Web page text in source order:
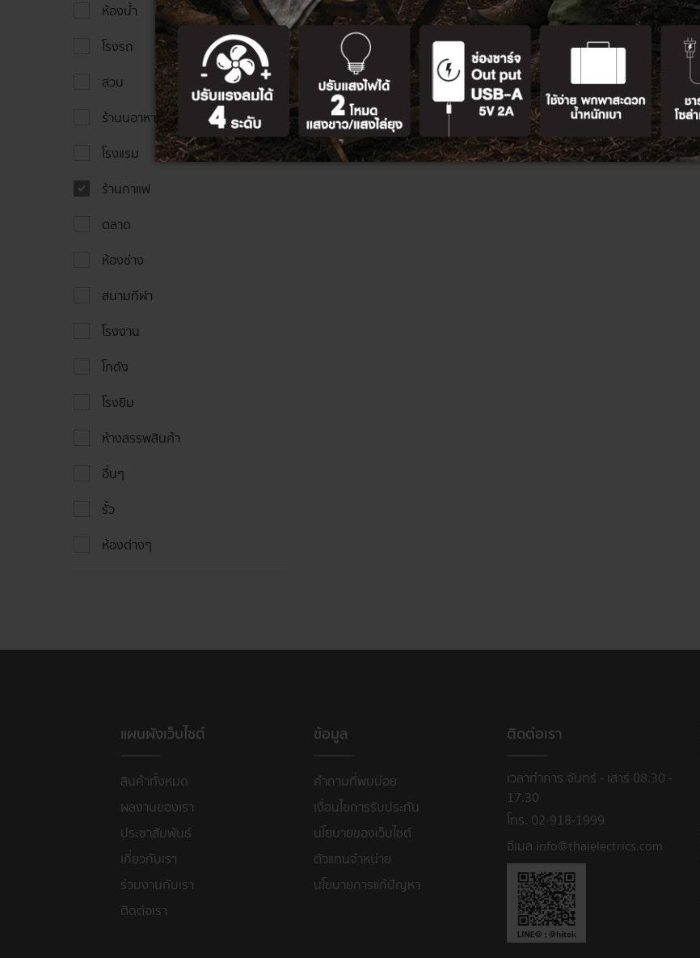
ห้องน้ำ
โรงรถ
สวน
ร้านนอาหาร
โรงแรม
ร้านกาแฟ
ตลาด
ห้องช่าง
สนามกีฬา
โรงงาน
โกดัง
โรงยิม
ห้างสรรพสินค้า
อื่นๆ
รั้ว
ห้องต่างๆ
แผนผังเว็บไซต์
สินค้าทั้งหมด
ผลงานของเรา
ประชาสัมพันธ์
เกี่ยวกับเรา
ร่วมงานกับเรา
ติดต่อเรา
ข้อมูล
คำถามที่พบบ่อย
เงื่อนไขการรับประกัน
นโยบายของเว็บไซต์
ตัวแทนจำหน่าย
นโยบายการแก้ปัญหา
ติดต่อเรา
เวลาทำการ จันทร์ - เสาร์ 08.30 -
17.30
โทร. 02-918-1999
อีเมล info@thaielectrics.com